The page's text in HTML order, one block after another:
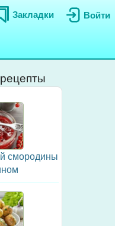
Войти
Закладки
смородины